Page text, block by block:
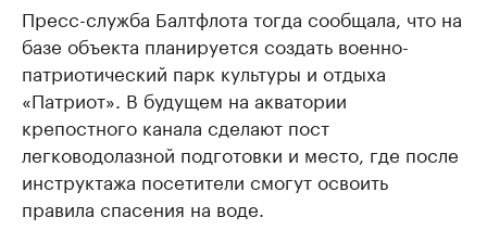
Пресс-служба Балтфлота тогда сообщала, что на
базе объекта планируется создать военно-
патриотический парк культуры и отдыха
«Патриот». В будущем на акватории
крепостного канала сделают пост
легководолазной подготовки и место, где после
инструктажа посетители смогут освоить
правила спасения на воде.